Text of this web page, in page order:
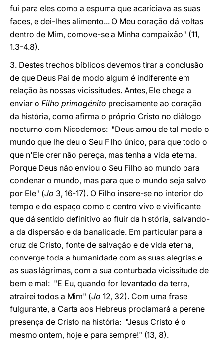
fui para eles como a espuma que acariciava as suas
faces, e dei-lhes alimento... O Meu coração dá voltas
dentro de Mim, comove-se a Minha compaixão" (11,
1.3-4.8).
3. Destes trechos bíblicos devemos tirar a conclusão
de que Deus Pai de modo algum é indiferente em
relação às nossas vicissitudes. Antes, Ele chega a
enviar o Filho primogénito precisamente ao coração
da história, como afirma o próprio Cristo no diálogo
nocturno com Nicodemos: "Deus amou de tal modo o
mundo que lhe deu o Seu Filho único, para que todo o
que n'Ele crer não pereça, mas tenha a vida eterna.
Porque Deus não enviou o Seu Filho ao mundo para
condenar o mundo, mas para que o mundo seja salvo
por Ele" (Jo 3, 16-17). O Filho insere-se no interior do
tempo e do espaço como o centro vivo e vivificante
que dá sentido definitivo ao fluir da história, salvando-
a da dispersão e da banalidade. Em particular para a
cruz de Cristo, fonte de salvação e de vida eterna,
converge toda a humanidade com as suas alegrias e
as suas lágrimas, com a sua conturbada vicissitude de
bem e mal: "E Eu, quando for levantado da terra,
atrairei todos a Mim" (Jo 12, 32). Com uma frase
fulgurante, a Carta aos Hebreus proclamará a perene
presença de Cristo na história: "Jesus Cristo é o
mesmo ontem, hoje e para sempre!" (13, 8).